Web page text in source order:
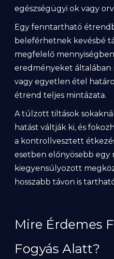
egészségügyi ok vagy
Egy fenntartható
beleférhetnek kevésbé
megfelelő
eredményeket
vagy egyetlen étel
étrend teljes mintázata.
A túlzott tiltások
hatást váltják ki, és
a kontrollvesztett
esetben előnyösebb egy
kiegyensúlyozott
hosszabb távon is
Mire Érdemes
Fogyás Alatt?